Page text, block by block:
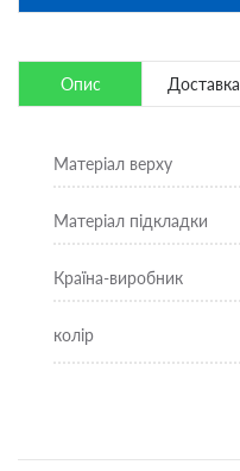
Опис Доставка
Матеріал верху
Матеріал підкладки
Країна-виробник
колір